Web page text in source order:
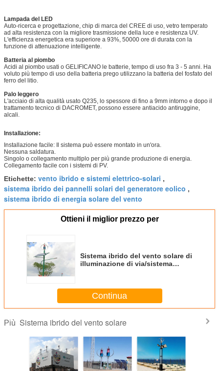
Lampada del LED
Auto-ricerca e progettazione, chip di marca del CREE di uso, vetro temperato
ad alta resistenza con la migliore trasmissione della luce e resistenza UV.
L'efficienza energetica era superiore a 93%, 50000 ore di durata con la
funzione di attenuazione intelligente.
Batteria al piombo
Acidi al piombo usati o GELIFICANO le batterie, tempo di uso fra 3 - 5 anni. Ha
voluto più tempo di uso della batteria prego utilizzano la batteria del fosfato del
ferro del litio.
Palo leggero
L'acciaio di alta qualità usato Q235, lo spessore di fino a 9mm intorno e dopo il
trattamento tecnico di DACROMET, possono essere antiacido antiruggine,
alcali.
Installazione:
Installazione facile: Il sistema può essere montato in un'ora.
Nessuna saldatura.
Singolo o collegamento multiplo per più grande produzione di energia.
Collegamento facile con i sistemi di PV.
Etichette: vento ibrido e sistemi elettrico-solari ,
sistema ibrido dei pannelli solari del generatore eolico ,
sistema ibrido di energia solare del vento
Ottieni il miglior prezzo per
Sistema ibrido del vento solare di
illuminazione di via/sistema
Continua
Più Sistema ibrido del vento solare